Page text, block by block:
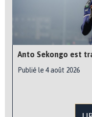
Anto Sekongo est
Publié le 4 août 2026